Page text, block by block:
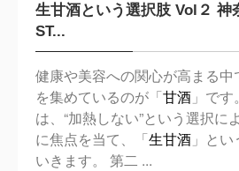
生甘酒という選択肢 Vol２ 神
ST...
健康や美容への関心が高まる中
を集めているのが「甘酒 」で
は、“加熱しない”という選択に
に焦点を当て、「生甘酒 」と
いきます。 第二 ...